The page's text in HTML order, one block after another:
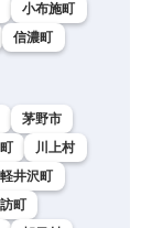
小布施町
信濃町
茅野市
川上村
軽井沢町
町